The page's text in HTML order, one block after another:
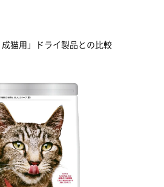
猫用」ドライ製品との比較